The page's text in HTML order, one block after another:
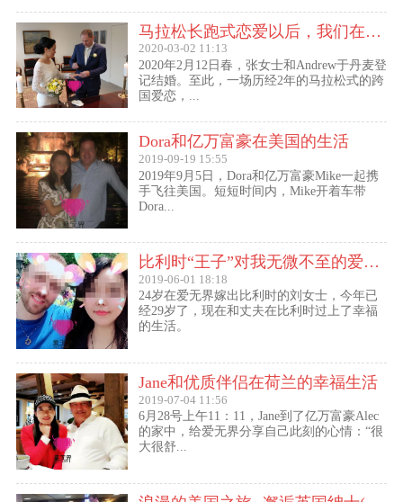
马拉松长跑式恋爱以后，我们在丹麦登记结婚了
2020-03-02 11:13
2020年2月12日春，张女士和Andrew于丹麦登
记结婚。至此，一场历经2年的马拉松式的跨
国爱恋，...
Dora和亿万富豪在美国的生活
2019-09-19 15:55
2019年9月5日，Dora和亿万富豪Mike一起携
手飞往美国。短短时间内，Mike开着车带
Dora...
比利时“王子”对我无微不至的爱（爱无界刘女士的海外生活）
2019-06-01 18:18
24岁在爱无界嫁出比利时的刘女士，今年已
经29岁了，现在和丈夫在比利时过上了幸福
的生活。
Jane和优质伴侣在荷兰的幸福生活
2019-07-04 11:56
6月28号上午11：11，Jane到了亿万富豪Alec
的家中，给爱无界分享自己此刻的心情：“很
大很舒...